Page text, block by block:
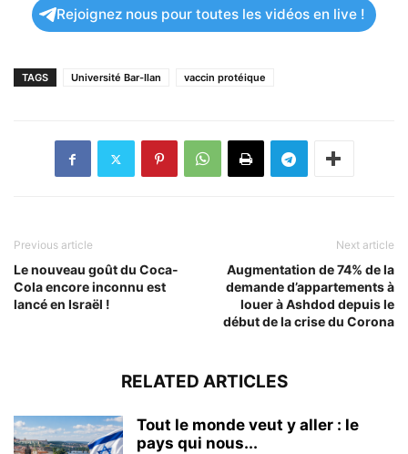
Rejoignez nous pour toutes les vidéos en live !
TAGS Université Bar-Ilan vaccin protéique
Previous article
Le nouveau goût du Coca-
Cola encore inconnu est
lancé en Israël !
Next article
Augmentation de 74% de la
demande d’appartements à
louer à Ashdod depuis le
début de la crise du Corona
RELATED ARTICLES
Tout le monde veut y aller : le
pays qui nous...